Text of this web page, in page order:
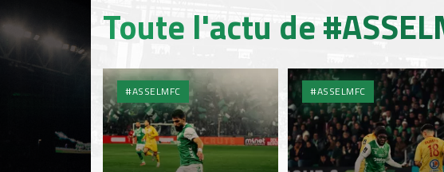
Toute l'actu de
#ASSELMFC #ASSELMFC